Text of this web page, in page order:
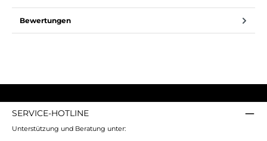
Bewertungen
SERVICE-HOTLINE
Unterstützung und Beratung unter: